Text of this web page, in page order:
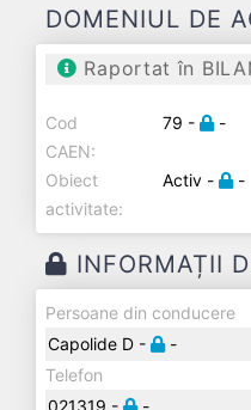
DOMENIUL DE
Raportat în
Cod
CAEN:
79 - -
Obiect
activitate:
Activ - -
INFORMAȚII
Persoane din conducere
Capolide D -
-
Telefon
021319 -
-